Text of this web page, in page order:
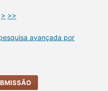
> >>
avançada por